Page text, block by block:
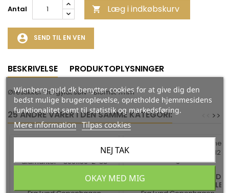
Antal  Læg i indkøbskurv
account_circle SEND TIL EN VEN
BESKRIVELSE PRODUKTOPLYSNINGER
Ørestikker i forgyldt sølv - Blomst 7mm
25 ANDRE VARER I DEN SAMME KATEGORI: >>
8 KT GULD ØREHÆNGER
ØREHÆNGER 8 KT. GULD
MED AFLANGE RUSTIKKE LED
Wienberg-guld.dk benytter cookies for at give dig den
bedst mulige brugeroplevelse, opretholde hjemmesidens
funktionalitet samt til statistik og markedsføring.
Mere information Tilpas cookies
NEJ TAK
OKAY MED MIG